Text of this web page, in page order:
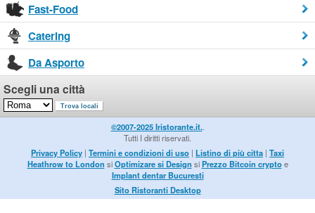
Fast-Food
Catering
Da Asporto
Scegli una città
©2007-2025 Iristorante.it..
Tutti I diritti riservati.
Privacy Policy | Termini e condizioni di uso | Listino di più citta | Taxi
Heathrow to London siOptimizare si Design siPrezzo Bitcoin cryptoe
Implant dentar Bucuresti
Sito Ristoranti Desktop